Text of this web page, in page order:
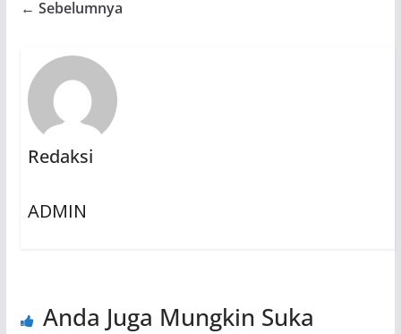
← Sebelumnya
Redaksi
ADMIN
Anda Juga Mungkin Suka